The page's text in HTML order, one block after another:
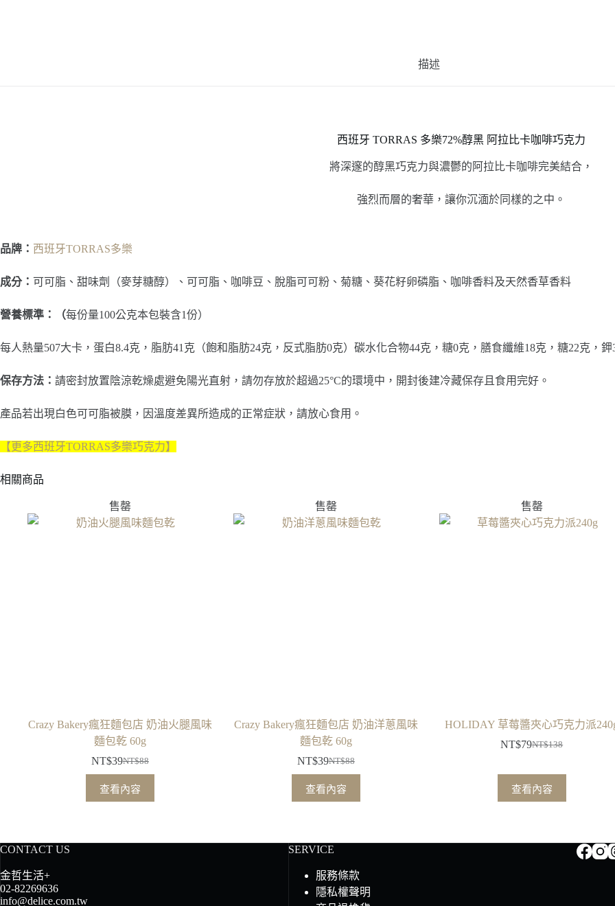
描述
西班牙 TORRAS 多樂72%醇黑 阿拉比卡咖啡巧克力
將深邃的醇黑巧克力與濃鬱的阿拉比卡咖啡完美結合，
強烈而層的奢華，讓你沉湎於同樣的之中。
品牌： 西班牙TORRAS多樂
成分： 可可脂、甜味劑（麥芽糖醇）、可可脂、咖啡豆、脫脂可可粉、菊糖、葵花籽卵磷脂、咖啡香料及天然香草香料
營養標準：（每份量100公克本包裝含1份）
每人熱量507大卡，蛋白8.4克，脂肪41克（飽和脂肪24克，反式脂肪0克）碳水化合物44克，糖0克，膳食纖維18克，糖22克，鉀
保存方法： 請密封放置陰涼乾燥處避免陽光直射，請勿存放於超過25°C的環境中，開封後建冷藏保存且食用完好。
產品若出現白色可可脂被膜，因溫度差異所造成的正常症狀，請放心食用。
【更多西班牙TORRAS多樂巧克力】
相關商品
售罄
Crazy Bakery瘋狂麵包店 奶油火腿風味
麵包乾 60g
NT$88
始
價
NT$39
前
價
查看內容
售罄
Crazy Bakery瘋狂麵包店 奶油洋蔥風味
麵包乾 60g
NT$88
始
價
NT$39
前
價
查看內容
售罄
HOLIDAY 草莓醬夾心巧克力派
NT$138
價
格：
NT$79
價
格：
查看內容
CONTACT US
金哲生活+
02-82269636
info@delice.com.tw
SERVICE
服務條款
隱私權聲明